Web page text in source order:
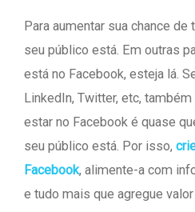
Para aumentar sua chance
seu público está. Em outras
está no Facebook, esteja lá.
LinkedIn, Twitter, etc,
estar no Facebook é quase
seu público está. Por isso,
Facebook, alimente-a com
e tudo mais que agregue